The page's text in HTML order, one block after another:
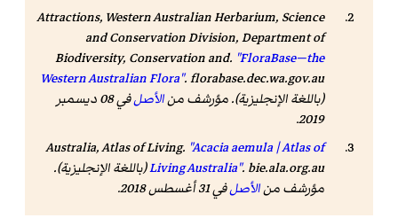
Attractions, Western Australian Herbarium, Science
and Conservation Division, Department of
Biodiversity, Conservation and. "FloraBase—the
Western Australian Flora".florabase.dec.wa.gov.au
(باللغة الإنجليزية). مؤرشف منالأصل
في 08 ديسمبر
2019
.
Australia, Atlas of Living. "Acacia aemula | Atlas of
Living Australia". bie.ala.org.au
(باللغة الإنجليزية).
مؤرشف منالأصلفي 31 أغسطس 2018 .